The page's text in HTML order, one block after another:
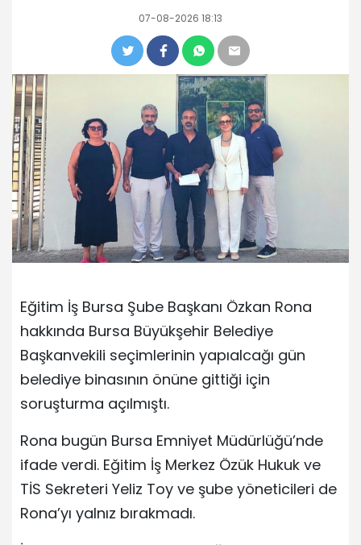
07-08-2026 18:13
Eğitim İş Bursa Şube Başkanı Özkan Rona
hakkında Bursa Büyükşehir Belediye
Başkanvekili seçimlerinin yapıalcağı gün
belediye binasının önüne gittiği için
soruşturma açılmıştı.
Rona bugün Bursa Emniyet Müdürlüğü’nde
ifade verdi. Eğitim İş Merkez Özük Hukuk ve
TİS Sekreteri Yeliz Toy ve şube yöneticileri de
Rona’yı yalnız bırakmadı.